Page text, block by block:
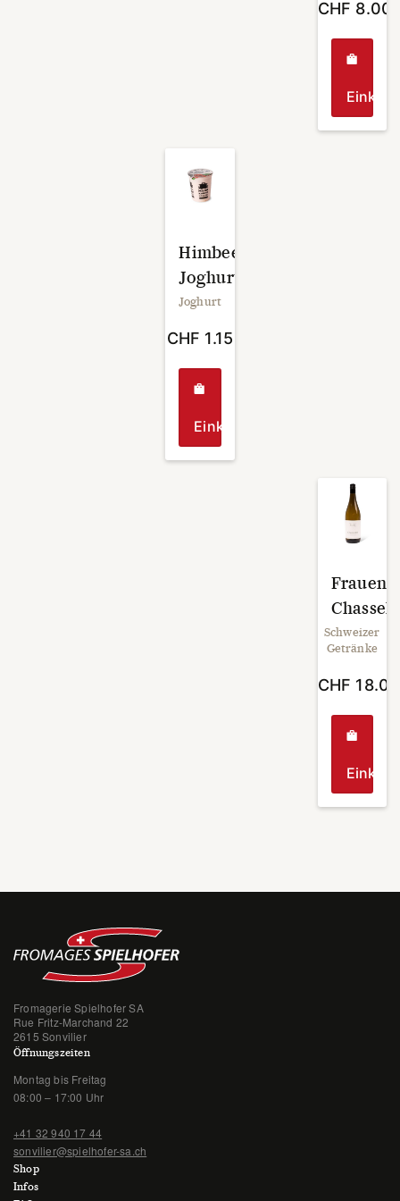
CHF 8.00
Himbeeren
Joghurt
Joghurt
CHF 1.15
Einkaufen
Schweizer
Getränke
CHF 18.00
Fromagerie Spielhofer SA
Rue Fritz-Marchand 22
2615 Sonvilier
Öffnungszeiten
Montag bis Freitag
08:00 – 17:00 Uhr
+41 32 940 17 44
sonvilier@spielhofer-sa.ch
Shop
Infos